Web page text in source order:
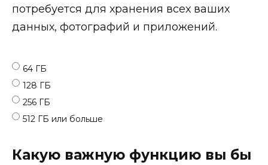
потребуется для хранения всех ваших
данных, фотографий и приложений.
64 ГБ
128 ГБ
256 ГБ
512 ГБ или больше
Какую важную функцию вы бы